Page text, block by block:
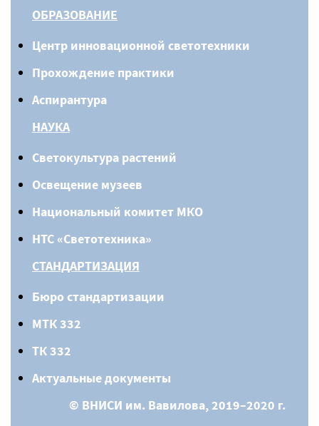
ОБРАЗОВАНИЕ
Центр инновационной светотехники
Прохождение практики
Аспирантура
НАУКА
Светокультура растений
Освещение музеев
Национальный комитет МКО
НТС «Светотехника»
СТАНДАРТИЗАЦИЯ
Бюро стандартизации
МТК 332
ТК 332
Актуальные документы
© ВНИСИ им. Вавилова, 2019–2020 г.